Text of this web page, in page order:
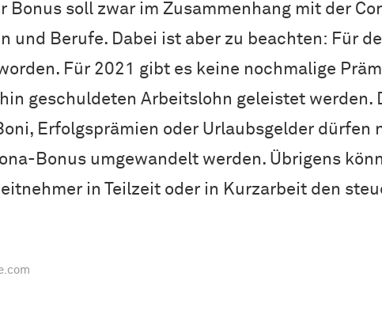
Bonus soll zwar im Zusammenhang mit der
und Berufe. Dabei ist aber zu beachten: Für
Für 2021 gibt es keine nochmalige
geschuldeten Arbeitslohn geleistet werden.
Erfolgsprämien oder Urlaubsgelder dürfen
Bonus umgewandelt werden. Übrigens
in Teilzeit oder in Kurzarbeit den